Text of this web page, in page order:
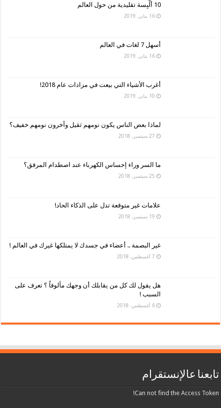
10 ألْبِسة تقليدية من حول العالم
16 يناير، 2019
أسهل 7 لغات في العالم
16 يناير، 2019
أغرب الأشياء التي بيعت في مزادات عام 2018!
10 يناير، 2019
لماذا بعض الناس يكون نومهم ثقيل وآخرون نومهم خفيف؟
27 سبتمبر، 2018
ما السر وراء إحساس الكهرباء عند اصطدام المرفق؟
25 سبتمبر، 2018
علامات غير متوقعة تدل على الذكاء الحاد!
19 سبتمبر، 2018
غير البصمة .. أعضاء في جسدك لا يمتلكها غيرك في العالم !
7 أغسطس، 2018
هل يقول لك كل من يقابلك أن وجهك مألوفاً ؟ تعرف على
السبب !
6 أغسطس، 2018
تابعنا عالإنستقرام
Can not find the Access Token!